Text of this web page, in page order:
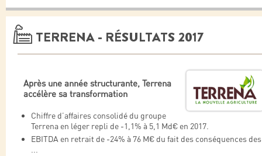
TERRENA - RÉSULTATS 2017
Après une année structurante, Terrena
accélère sa transformation
Chiffre d’affaires consolidé du groupe
Terrena en léger repli de -1,1% à 5,1 Md€ en 2017.
EBITDA en retrait de -24% à 76 M€ du fait des conséquences des
...